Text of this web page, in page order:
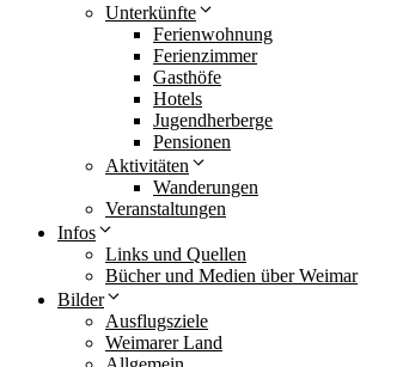
Unterkünfte
Ferienwohnung
Ferienzimmer
Gasthöfe
Hotels
Jugendherberge
Pensionen
Aktivitäten
Wanderungen
Veranstaltungen
Infos
Links und Quellen
Bücher und Medien über Weimar
Bilder
Ausflugsziele
Weimarer Land